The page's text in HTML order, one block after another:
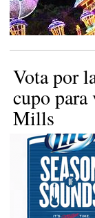
Vota por
cupo
Mills